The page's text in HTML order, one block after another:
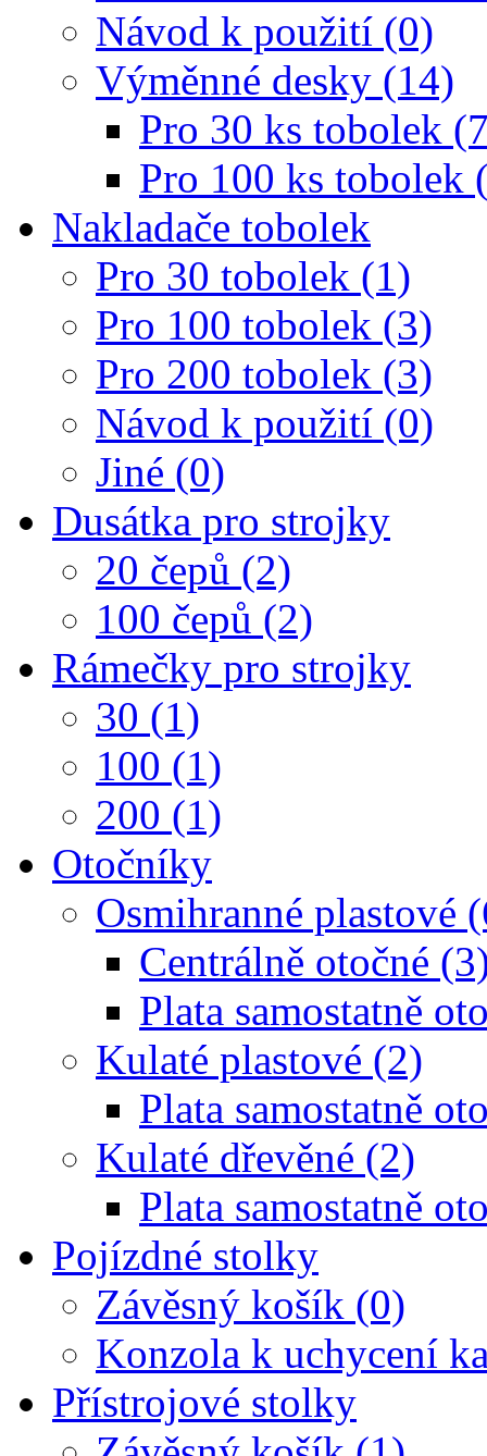
Návod k použití (0)
Výměnné desky (14)
Pro 30 ks tobolek
Pro 100 ks tobolek
Nakladače tobolek
Pro 30 tobolek (1)
Pro 100 tobolek (3)
Pro 200 tobolek (3)
Návod k použití (0)
Jiné (0)
Dusátka pro strojky
20 čepů (2)
100 čepů (2)
Rámečky pro strojky
30 (1)
100 (1)
200 (1)
Otočníky
Osmihranné plastové
Centrálně otočné
Plata samostatně
Kulaté plastové (2)
Plata samostatně
Kulaté dřevěné (2)
Plata samostatně
Pojízdné stolky
Závěsný košík (0)
Konzola k uchycení
Přístrojové stolky